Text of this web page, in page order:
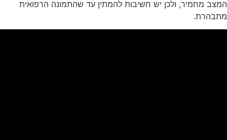
המצב מחמיר, ולכן יש חשיבות להמתין עד שהתמונה הרפואית
מתבהרת.